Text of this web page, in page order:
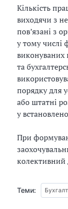
Кількість
виходячи з
пов’язані з
у тому числі
виконуваних
та
порядку для
або штатні
у
При
колективний
Теми: